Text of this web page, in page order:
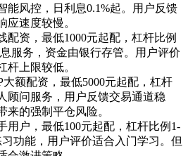
能风控，日利息0.1%起。用户反馈
应速度较慢。
配资，最低1000元起配，杠杆比例
服务，资金由银行存管。用户评价
杆上限较低。
额配资，最低5000元起配，杠杆
顾问服务，用户反馈交易通道稳
来的强制平仓风险。
用户，最低100元起配，杠杆比例1-
功能，用户评价适合入门学习。但